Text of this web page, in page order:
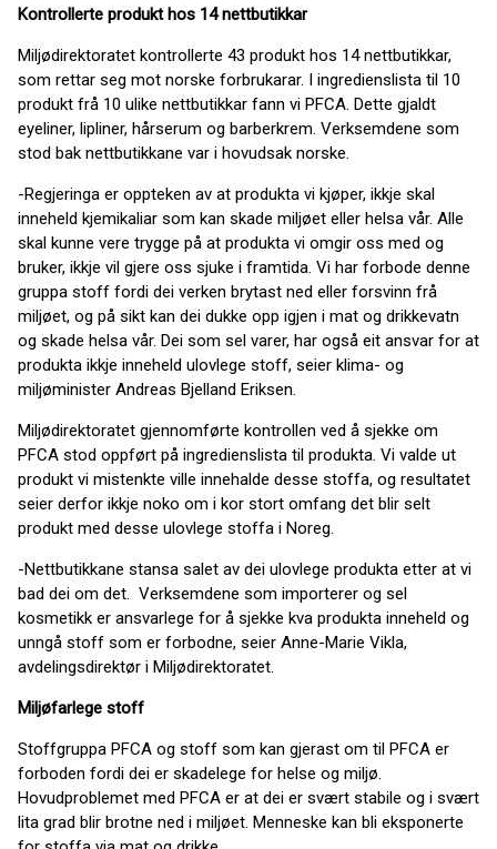
Kontrollerte produkt hos 14 nettbutikkar
Miljødirektoratet kontrollerte 43 produkt hos 14 nettbutikkar,
som rettar seg mot norske forbrukarar. I ingredienslista til 10
produkt frå 10 ulike nettbutikkar fann vi PFCA. Dette gjaldt
eyeliner, lipliner, hårserum og barberkrem. Verksemdene som
stod bak nettbutikkane var i hovudsak norske.
-Regjeringa er oppteken av at produkta vi kjøper, ikkje skal
inneheld kjemikaliar som kan skade miljøet eller helsa vår. Alle
skal kunne vere trygge på at produkta vi omgir oss med og
bruker, ikkje vil gjere oss sjuke i framtida. Vi har forbode denne
gruppa stoff fordi dei verken brytast ned eller forsvinn frå
miljøet, og på sikt kan dei dukke opp igjen i mat og drikkevatn
og skade helsa vår. Dei som sel varer, har også eit ansvar for at
produkta ikkje inneheld ulovlege stoff, seier klima- og
miljøminister Andreas Bjelland Eriksen.
Miljødirektoratet gjennomførte kontrollen ved å sjekke om
PFCA stod oppført på ingredienslista til produkta. Vi valde ut
produkt vi mistenkte ville innehalde desse stoffa, og resultatet
seier derfor ikkje noko om i kor stort omfang det blir selt
produkt med desse ulovlege stoffa i Noreg.
-Nettbutikkane stansa salet av dei ulovlege produkta etter at vi
bad dei om det. Verksemdene som importerer og sel
kosmetikk er ansvarlege for å sjekke kva produkta inneheld og
unngå stoff som er forbodne, seier Anne-Marie Vikla,
avdelingsdirektør i Miljødirektoratet.
Miljøfarlege stoff
Stoffgruppa PFCA og stoff som kan gjerast om til PFCA er
forboden fordi dei er skadelege for helse og miljø.
Hovudproblemet med PFCA er at dei er svært stabile og i svært
lita grad blir brotne ned i miljøet. Menneske kan bli eksponerte